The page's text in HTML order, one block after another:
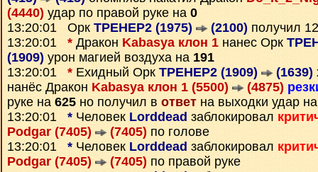
(4440) удар по правой руке на 0
13:20:01 Орк TPEHEP2 (1975) (2100) получил
13:20:01 * Дракон Kabasya клон 1 нанес Орк
(1909) урон магией воздуха на 191
13:20:01 * Ехидный Орк TPEHEP2 (1909) (1639)
нанёс Дракон Kabasya клон 1 (5500) (4875)
руке на 625 но получил в ответ на выходки удар
13:20:01 * Человек Lorddead заблокировал
Podgar (7405)
(7405) по голове
13:20:01 * Человек Lorddead заблокировал
Podgar (7405)
(7405) по правой руке